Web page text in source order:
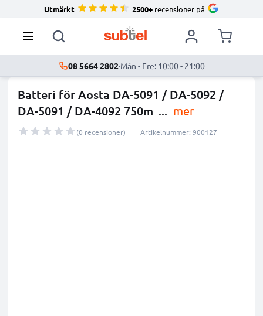
Utmärkt 2500+ recensioner på
08 5664 2802·Mån - Fre: 10:00 - 21:00
Batteri för Aosta DA-5091 / DA-5092 /
DA-5091 / DA-4092 750m ... mer
(0 recensioner) Artikelnummer: 900127